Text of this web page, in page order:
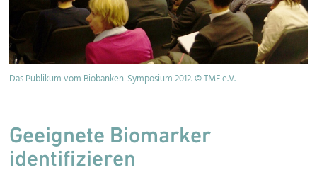
Das Publikum vom Biobanken-Symposium 2012. © TMF e.V.
Geeignete Biomarker
identifizieren